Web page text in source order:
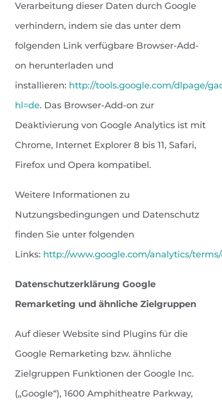
Verarbeitung dieser Daten durch Google
verhindern, indem sie das unter dem
folgenden Link verfügbare Browser-Add-
on herunterladen und
installieren: http://tools.google.com/dlpage/
hl=de. Das Browser-Add-on zur
Deaktivierung von Google Analytics ist mit
Chrome, Internet Explorer 8 bis 11, Safari,
Firefox und Opera kompatibel.
Weitere Informationen zu
Nutzungsbedingungen und Datenschutz
finden Sie unter folgenden
Links: http://www.google.com/analytics/
Datenschutzerklärung Google
Remarketing und ähnliche Zielgruppen
Auf dieser Website sind Plugins für die
Google Remarketing bzw. ähnliche
Zielgruppen Funktionen der Google Inc.
(„Google“), 1600 Amphitheatre Parkway,